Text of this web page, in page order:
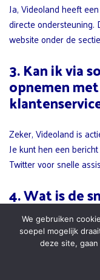
Ja, Videoland heeft
directe
website onder de sectie
3. Kan ik via
opnemen
Zeker, Videoland is
Je kunt hen een
Twitter voor snelle
4. Wat is de
antwoord te
De snelste manier
op hun website te
We gebruiken
soepel mogelijk
deze site,